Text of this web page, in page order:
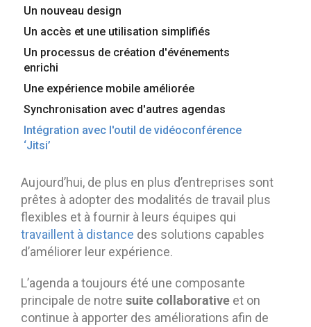
Contactez-nous
Un nouveau design
Un accès et une utilisation simplifiés
Un processus de création d'événements
enrichi
Une expérience mobile améliorée
Synchronisation avec d'autres agendas
Intégration avec l'outil de vidéoconférence
‘Jitsi’
Aujourd’hui, de plus en plus d’entreprises sont
prêtes à adopter des modalités de travail plus
flexibles et à fournir à leurs équipes qui
travaillent à distance des solutions capables
d’améliorer leur expérience.
L’agenda a toujours été une composante
principale de notre suite collaborative et on
continue à apporter des améliorations afin de